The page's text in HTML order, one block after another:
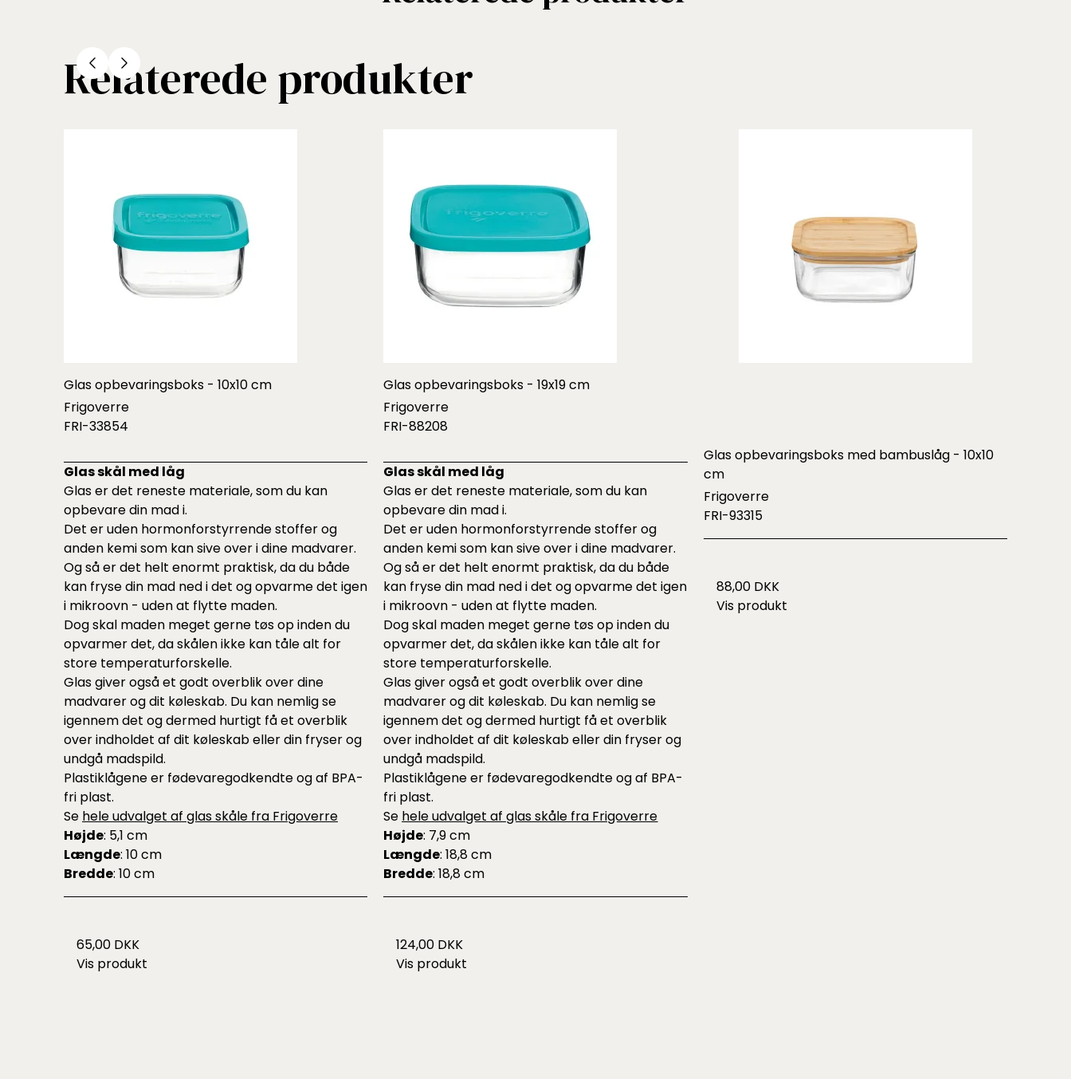
Relaterede produkter
Glas opbevaringsboks - 10x10 cm
Frigoverre
FRI-33854
Glas skål med låg
Glas er det reneste materiale, som du kan
opbevare din mad i.
Det er uden hormonforstyrrende stoffer og
anden kemi som kan sive over i dine madvarer.
Og så er det helt enormt praktisk, da du både
kan fryse din mad ned i det og opvarme det igen
i mikroovn - uden at flytte maden.
Dog skal maden meget gerne tøs op inden du
opvarmer det, da skålen ikke kan tåle alt for
store temperaturforskelle.
Glas giver også et godt overblik over dine
madvarer og dit køleskab. Du kan nemlig se
igennem det og dermed hurtigt få et overblik
over indholdet af dit køleskab eller din fryser og
undgå madspild.
Plastiklågene er fødevaregodkendte og af BPA-
fri plast.
Se hele udvalget af glas skåle fra Frigoverre
Højde: 5,1 cm
Længde: 10 cm
Bredde: 10 cm
65,00 DKK
Vis produkt
Glas opbevaringsboks - 19x19 cm
Frigoverre
FRI-88208
Glas skål med låg
Glas er det reneste materiale, som du kan
opbevare din mad i.
Det er uden hormonforstyrrende stoffer og
anden kemi som kan sive over i dine madvarer.
Og så er det helt enormt praktisk, da du både
kan fryse din mad ned i det og opvarme det igen
i mikroovn - uden at flytte maden.
Dog skal maden meget gerne tøs op inden du
opvarmer det, da skålen ikke kan tåle alt for
store temperaturforskelle.
Glas giver også et godt overblik over dine
madvarer og dit køleskab. Du kan nemlig se
igennem det og dermed hurtigt få et overblik
over indholdet af dit køleskab eller din fryser og
undgå madspild.
Plastiklågene er fødevaregodkendte og af BPA-
fri plast.
Se hele udvalget af glas skåle fra Frigoverre
Højde: 7,9 cm
Længde: 18,8 cm
Bredde: 18,8 cm
124,00 DKK
Vis produkt
Glas opbevaringsboks med bambuslåg - 10x10
cm
Frigoverre
FRI-93315
88,00 DKK
Vis produkt